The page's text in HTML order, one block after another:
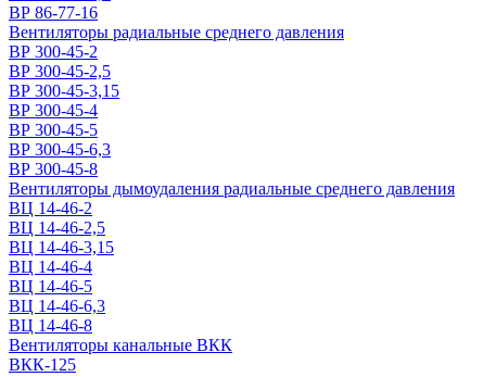
ВР 86-77-16
Вентиляторы радиальные среднего давления
ВР 300-45-2
ВР 300-45-2,5
ВР 300-45-3,15
ВР 300-45-4
ВР 300-45-5
ВР 300-45-6,3
ВР 300-45-8
Вентиляторы дымоудаления радиальные среднего давления
ВЦ 14-46-2
ВЦ 14-46-2,5
ВЦ 14-46-3,15
ВЦ 14-46-4
ВЦ 14-46-5
ВЦ 14-46-6,3
ВЦ 14-46-8
Вентиляторы канальные ВКК
ВКК-125